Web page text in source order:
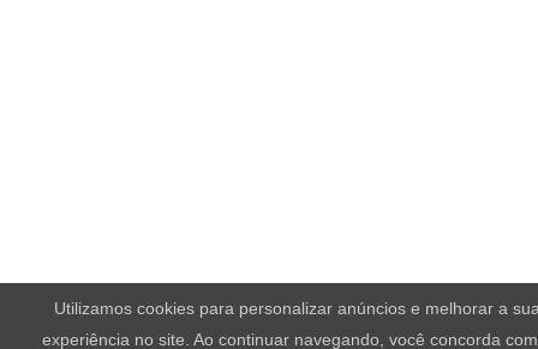
Utilizamos cookies para personalizar anúncios e melhorar a
experiência no site. Ao continuar navegando, você concorda